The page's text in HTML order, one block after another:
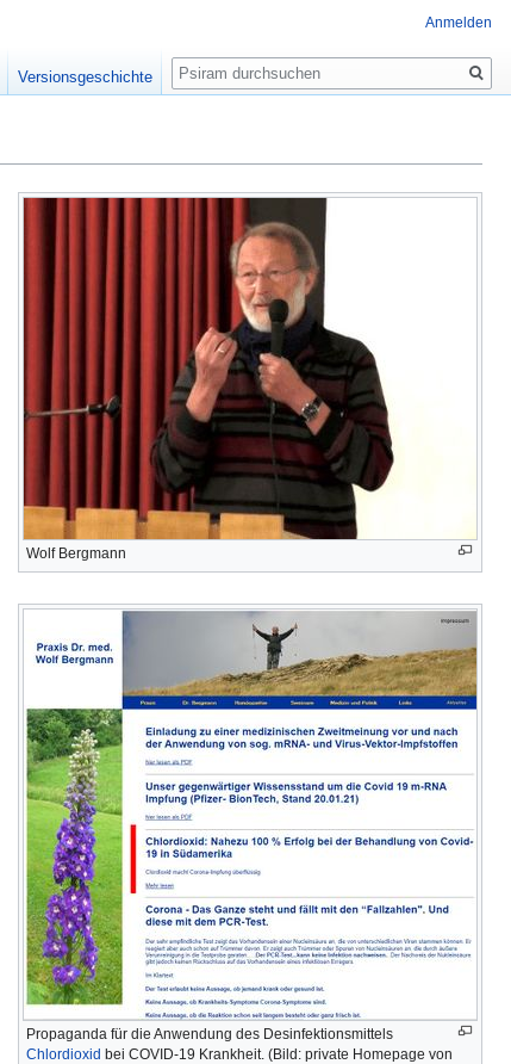
Wolf Bergmann
Propaganda für die Anwendung des Desinfektionsmittels
Chlordioxid bei COVID-19 Krankheit. (Bild: private Homepage von
Anmelden
Versionsgeschichte
Suche